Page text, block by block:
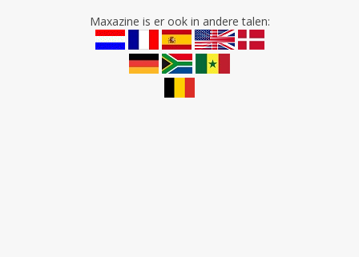
Maxazine is er ook in andere talen: